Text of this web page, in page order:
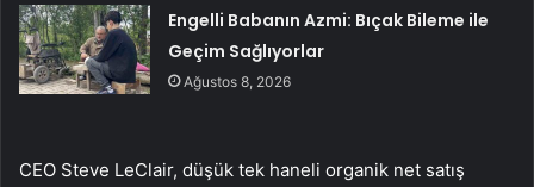
Engelli Babanın Azmi: Bıçak Bileme ile
Geçim Sağlıyorlar
Ağustos 8, 2026
CEO Steve LeClair, düşük tek haneli organik net satış